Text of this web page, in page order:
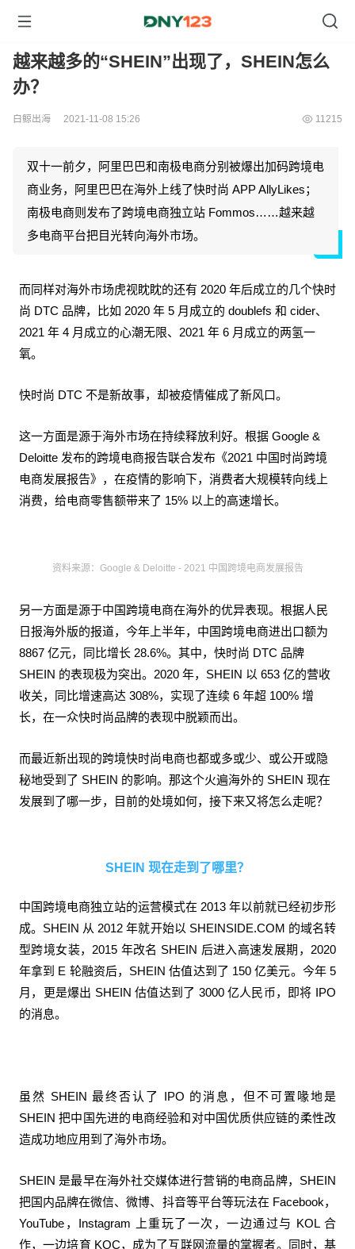
越来越多的“SHEIN”出现了，SHEIN怎么
办？
白鲸出海 2021-11-08 15:26 11215
双十一前夕，阿里巴巴和南极电商分别被爆出加码跨境电
商业务，阿里巴巴在海外上线了快时尚 APP AllyLikes；
南极电商则发布了跨境电商独立站 Fommos……越来越
多电商平台把目光转向海外市场。
而同样对海外市场虎视眈眈的还有 2020 年后成立的几个快时
尚 DTC 品牌，比如 2020 年 5 月成立的 doublefs 和 cider、
2021 年 4 月成立的心潮无限、2021 年 6 月成立的两氢一
氧。
快时尚 DTC 不是新故事，却被疫情催成了新风口。
这一方面是源于海外市场在持续释放利好。根据 Google &
Deloitte 发布的跨境电商报告联合发布《2021 中国时尚跨境
电商发展报告》，在疫情的影响下，消费者大规模转向线上
消费，给电商零售额带来了 15% 以上的高速增长。
资料来源：Google & Deloitte - 2021 中国跨境电商发展报告
另一方面是源于中国跨境电商在海外的优异表现。根据人民
日报海外版的报道，今年上半年，中国跨境电商进出口额为
8867 亿元，同比增长 28.6%。其中，快时尚 DTC 品牌
SHEIN 的表现极为突出。2020 年，SHEIN 以 653 亿的营收
收关，同比增速高达 308%，实现了连续 6 年超 100% 增
长，在一众快时尚品牌的表现中脱颖而出。
而最近新出现的跨境快时尚电商也都或多或少、或公开或隐
秘地受到了 SHEIN 的影响。那这个火遍海外的 SHEIN 现在
发展到了哪一步，目前的处境如何，接下来又将怎么走呢？
SHEIN 现在走到了哪里？
中国跨境电商独立站的运营模式在 2013 年以前就已经初步形
成。SHEIN 从 2012 年就开始以 SHEINSIDE.COM 的域名转
型跨境女装，2015 年改名 SHEIN 后进入高速发展期，2020
年拿到 E 轮融资后，SHEIN 估值达到了 150 亿美元。今年 5
月，更是爆出 SHEIN 估值达到了 3000 亿人民币，即将 IPO
的消息。
虽然 SHEIN 最终否认了 IPO 的消息，但不可置喙地是
SHEIN 把中国先进的电商经验和对中国优质供应链的柔性改
造成功地应用到了海外市场。
SHEIN 是最早在海外社交媒体进行营销的电商品牌，SHEIN
把国内品牌在微信、微博、抖音等平台等玩法在 Facebook，
YouTube，Instagram 上重玩了一次，一边通过与 KOL 合
作，一边培育 KOC，成为了互联网流量的掌握者。同时，基